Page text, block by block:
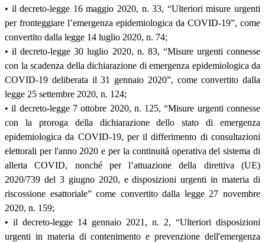
• il decreto-legge 16 maggio 2020, n. 33, “Ulteriori misure urgenti
per fronteggiare l’emergenza epidemiologica da COVID-19”, come
convertito dalla legge 14 luglio 2020, n. 74;
• il decreto-legge 30 luglio 2020, n. 83, “Misure urgenti connesse
con la scadenza della dichiarazione di emergenza epidemiologica da
COVID-19 deliberata il 31 gennaio 2020”, come convertito dalla
legge 25 settembre 2020, n. 124;
• il decreto-legge 7 ottobre 2020, n. 125, “Misure urgenti connesse
con la proroga della dichiarazione dello stato di emergenza
epidemiologica da COVID-19, per il differimento di consultazioni
elettorali per l'anno 2020 e per la continuità operativa del sistema di
allerta COVID, nonché per l’attuazione della direttiva (UE)
2020/739 del 3 giugno 2020, e disposizioni urgenti in materia di
riscossione esattoriale” come convertito dalla legge 27 novembre
2020, n. 159;
• il decreto-legge 14 gennaio 2021, n. 2, “Ulteriori disposizioni
urgenti in materia di contenimento e prevenzione dell'emergenza